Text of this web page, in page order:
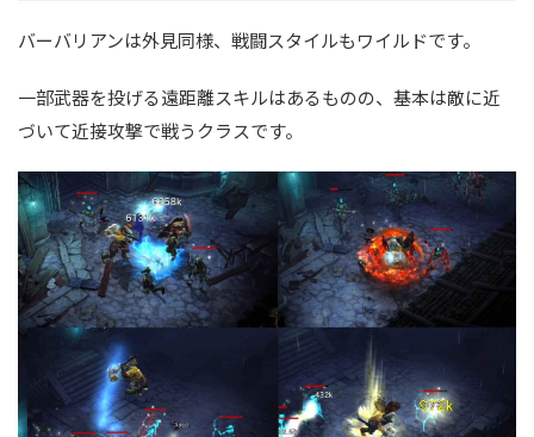
バーバリアンは外見同様、戦闘スタイルもワイルドです。
一部武器を投げる遠距離スキルはあるものの、基本は敵に近
づいて近接攻撃で戦うクラスです。